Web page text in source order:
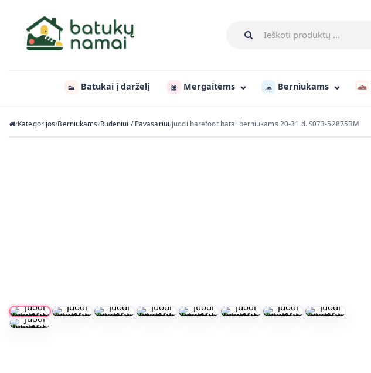
👟 Batukai į darželį 🎀 Mergaitėms 🧢 Berniukams
/Kategorijos/Berniukams/Rudeniui / Pavasariui/Juodi barefoot batai berniukams 20-31 d. S073-52875BM